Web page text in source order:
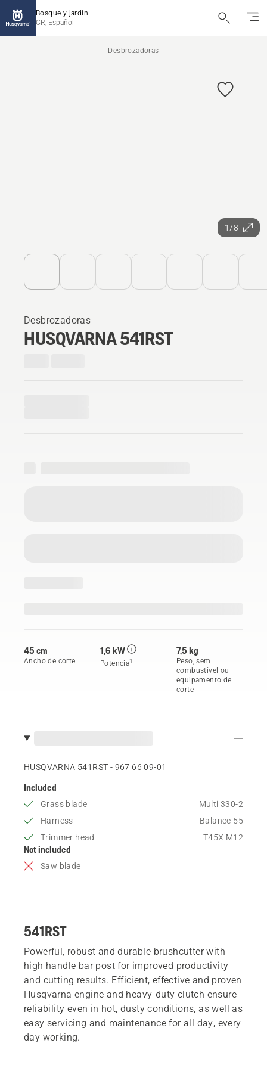
Bosque y jardín
CR, Español
Desbrozadoras
1/8
Desbrozadoras
HUSQVARNA 541RST
45 cm
Ancho de corte
1,6 kW
Potencia1
7,5 kg
Peso, sem
combustível ou
equipamento de
corte
HUSQVARNA 541RST - 967 66 09‑01
Included
Grass blade
Multi 330-2
Harness
Balance 55
Trimmer head
T45X M12
Not included
Saw blade
541RST
Powerful, robust and durable brushcutter with
high handle bar post for improved productivity
and cutting results. Efficient, effective and proven
Husqvarna engine and heavy-duty clutch ensure
reliability even in hot, dusty conditions, as well as
easy servicing and maintenance for all day, every
day working.